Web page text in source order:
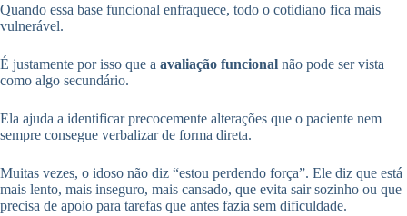
Quando essa base funcional enfraquece, todo o cotidiano fica mais
vulnerável.
É justamente por isso que a avaliação funcional não pode ser vista
como algo secundário.
Ela ajuda a identificar precocemente alterações que o paciente nem
sempre consegue verbalizar de forma direta.
Muitas vezes, o idoso não diz “estou perdendo força”. Ele diz que está
mais lento, mais inseguro, mais cansado, que evita sair sozinho ou que
precisa de apoio para tarefas que antes fazia sem dificuldade.